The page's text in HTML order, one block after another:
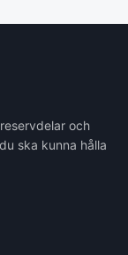
och
ska kunna hålla